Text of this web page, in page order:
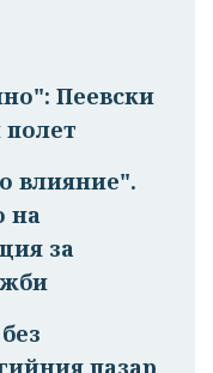
Пеевски
влияние".
на
за
пазар